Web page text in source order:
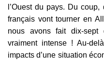
l’Ouest du pays. Du
français vont tourner en
nous avons fait dix-sept
vraiment intense ! Au-
impacts d’une situation